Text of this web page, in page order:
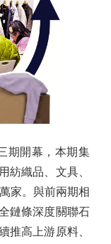
開幕，本期集
紡織品、文具、
家。與前兩期相
鏈條深度關聯石
推高上游原料、